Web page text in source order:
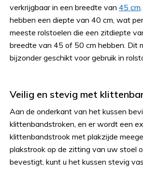
verkrijgbaar in een breedte van 45 cm
hebben een diepte van 40 cm, wat
meeste rolstoelen die een zitdiepte
breedte van 45 of 50 cm hebben. Dit
bijzonder geschikt voor gebruik in
Veilig en stevig met
Aan de onderkant van het kussen
klittenbandstroken, en er wordt een
klittenbandstrook met plakzijde
plakstrook op de zitting van uw stoel
bevestigt, kunt u het kussen stevig